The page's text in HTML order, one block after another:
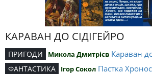
КАРАВАН ДО СІДІГЕЙРО
ПРИГОДИ Микола Дмитрієв Караван
ФАНТАСТИКА Ігор Сокол Пастка